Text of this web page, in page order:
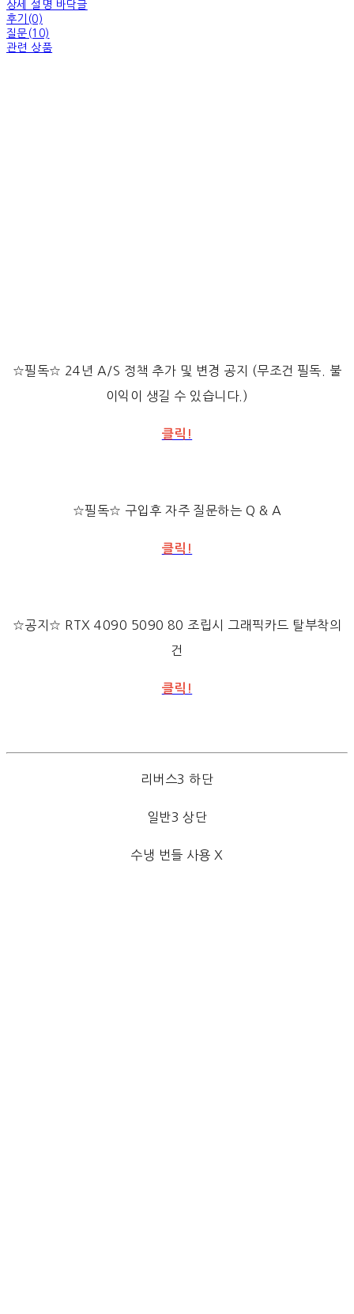
상세 설명 바닥글
후기(0)
질문(10)
관련 상품
☆필독☆ 24년 A/S 정책 추가 및 변경 공지 (무조건 필독. 불
이익이 생길 수 있습니다.)
클릭!
☆필독☆ 구입후 자주 질문하는 Q & A
클릭!
☆공지☆ RTX 4090 5090 80 조립시 그래픽카드 탈부착의
건
클릭!
리버스3 하단
일반3 상단
수냉 번들 사용 X